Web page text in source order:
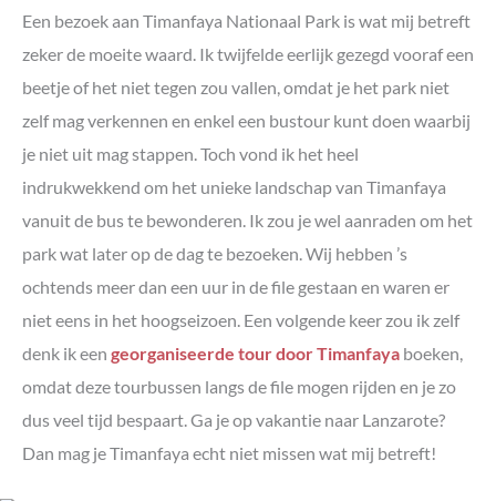
Een bezoek aan Timanfaya Nationaal Park is wat mij betreft
zeker de moeite waard. Ik twijfelde eerlijk gezegd vooraf een
beetje of het niet tegen zou vallen, omdat je het park niet
zelf mag verkennen en enkel een bustour kunt doen waarbij
je niet uit mag stappen. Toch vond ik het heel
indrukwekkend om het unieke landschap van Timanfaya
vanuit de bus te bewonderen. Ik zou je wel aanraden om het
park wat later op de dag te bezoeken. Wij hebben ’s
ochtends meer dan een uur in de file gestaan en waren er
niet eens in het hoogseizoen. Een volgende keer zou ik zelf
denk ik een georganiseerde tour door Timanfaya boeken,
omdat deze tourbussen langs de file mogen rijden en je zo
dus veel tijd bespaart. Ga je op vakantie naar Lanzarote?
Dan mag je Timanfaya echt niet missen wat mij betreft!